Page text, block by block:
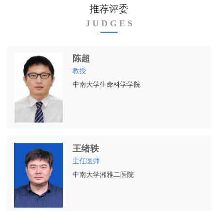
推荐评委
J U D G E S
陈超
教授
中南大学生命科学学院
王绪轶
主任医师
中南大学湘雅二医院